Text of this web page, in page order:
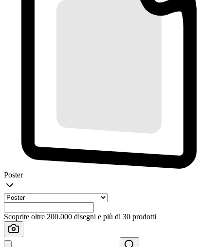
Poster
Scoprite oltre 200.000 disegni e più di 30 prodotti